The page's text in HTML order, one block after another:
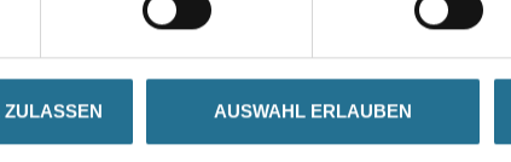
ZULASSEN AUSWAHL ERLAUBEN
ZUSATZINFOS GEFAHRENHINWEISE